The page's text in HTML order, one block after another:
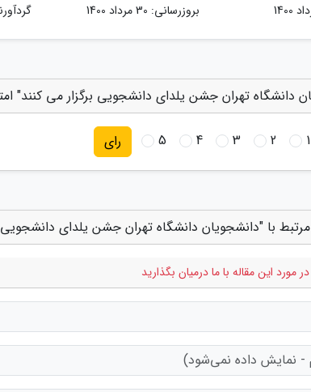
بروزرسانی: 30 مرداد 1400
دانشگاه تهران جشن یلدای دانشجویی برگزار می کنند"
1
2
3
4
5 رای
با "دانشجویان دانشگاه تهران جشن یلدای دانشجویی
مورد این مقاله با ما درمیان بگذارید